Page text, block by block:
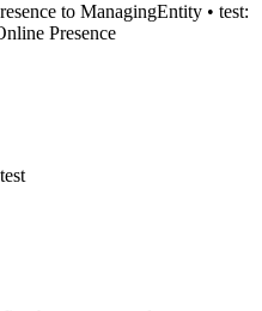
to ManagingEntity • test:
Presence